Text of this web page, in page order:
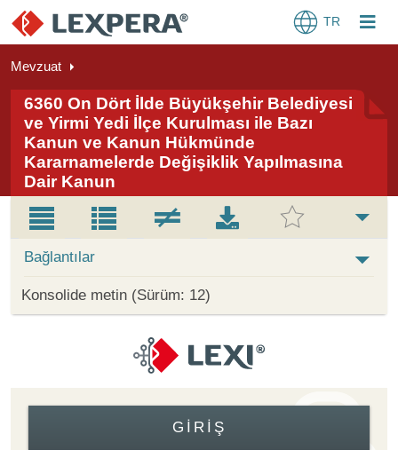
TR
Mevzuat
6360 On Dört İlde Büyükşehir Belediyesi
ve Yirmi Yedi İlçe Kurulması ile Bazı
Kanun ve Kanun Hükmünde
Kararnamelerde Değişiklik Yapılmasına
Dair Kanun
Bağlantılar
Konsolide metin (Sürüm: 12)
GIRIŞ